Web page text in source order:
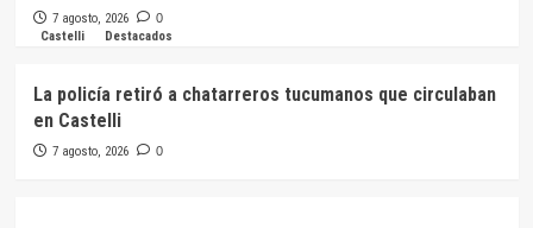
7 agosto, 2026 0
Castelli Destacados
La policía retiró a chatarreros tucumanos que circulaban
en Castelli
7 agosto, 2026 0